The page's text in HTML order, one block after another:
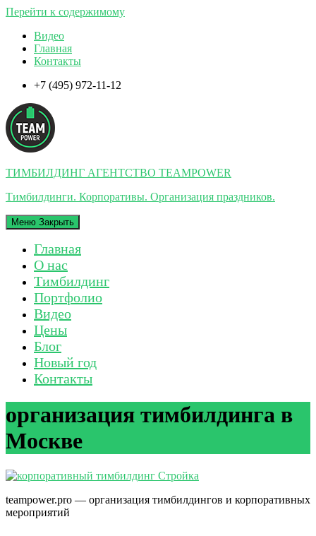
Перейти к содержимому
Видео
Главная
Контакты
+7 (495) 972-11-12
ТИМБИЛДИНГ АГЕНТСТВО TEAMPOWER
Тимбилдинги. Корпоративы. Организация праздников.
Меню Закрыть
Главная
О нас
Тимбилдинг
Портфолио
Видео
Цены
Блог
Новый год
Контакты
организация тимбилдинга в
Москве
teampower.pro — организация тимбилдингов и корпоративных
мероприятий